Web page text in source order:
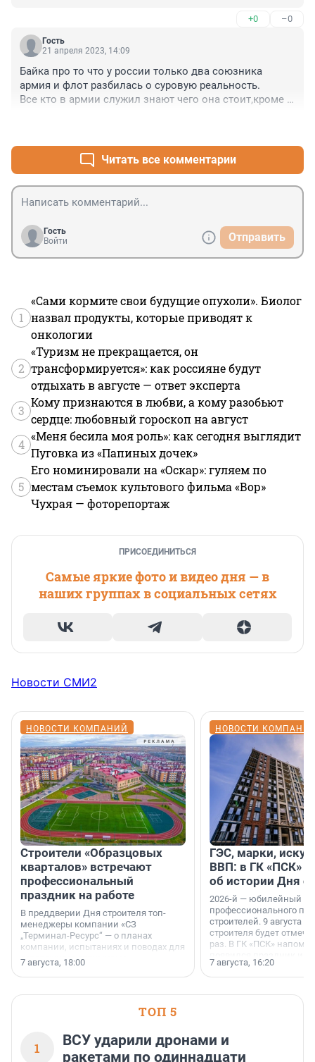
+0 –0
Гость
21 апреля 2023, 14:09
Байка про то что у россии только два союзника
армия и флот разбилась о суровую реальность.
Все кто в армии служил знают чего она стоит,кроме
Читать все комментарии
Гость
Войти
Отправить
1
«Сами кормите свои будущие опухоли». Биолог
назвал продукты, которые приводят к
онкологии
2
«Туризм не прекращается, он
трансформируется»: как россияне будут
отдыхать в августе — ответ эксперта
3
Кому признаются в любви, а кому разобьют
сердце: любовный гороскоп на август
4
«Меня бесила моя роль»: как сегодня выглядит
Пуговка из «Папиных дочек»
5
Его номинировали на «Оскар»: гуляем по
местам съемок культового фильма «Вор»
Чухрая — фоторепортаж
ПРИСОЕДИНИТЬСЯ
Самые яркие фото и видео дня — в
наших группах в социальных сетях
Новости СМИ2
НОВОСТИ КОМПАНИЙ
Строители «Образцовых
кварталов» встречают
профессиональный
праздник на работе
В преддверии Дня строителя топ-
менеджеры компании «СЗ
„Терминал-Ресурс“ — о планах
компании, испытаниях и поводах для
осторожного оптимизма.
7 августа, 18:00
НОВОСТИ
ГЭС, марки,
ВВП: в ГК «ПСК»
об истории Дня
2026-й — юбилейный
профессионального
строителей. 9 августа
строителя будет
раз. В ГК «ПСК»
поменялась роль
7 августа, 16:20
ТОП 5
1
ВСУ ударили дронами и
ракетами по одиннадцати